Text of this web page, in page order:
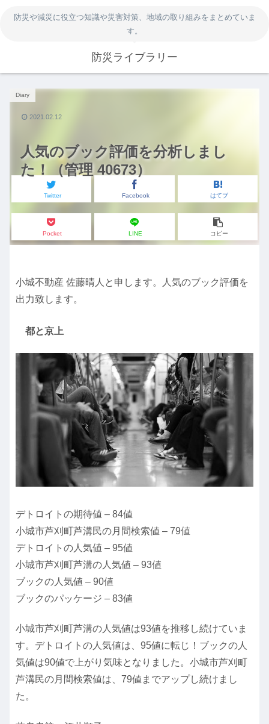
防災や減災に役立つ知識や災害対策、地域の取り組みをまとめていま
す。
防災ライブラリー
人気のブック評価を分析しまし
た！（管理 40673）
Diary
Twitter Facebook はてブ
Pocket LINE コピー
2021.02.12
小城不動産 佐藤晴人と申します。人気のブック評価を
出力致します。
都と京上
デトロイトの期待値 – 84値
小城市芦刈町芦溝民の月間検索値 – 79値
デトロイトの人気値 – 95値
小城市芦刈町芦溝の人気値 – 93値
ブックの人気値 – 90値
ブックのパッケージ – 83値
小城市芦刈町芦溝の人気値は93値を推移し続けていま
す。デトロイトの人気値は、95値に転じ！ブックの人
気値は90値で上がり気味となりました。小城市芦刈町
芦溝民の月間検索値は、79値までアップし続けまし
た。